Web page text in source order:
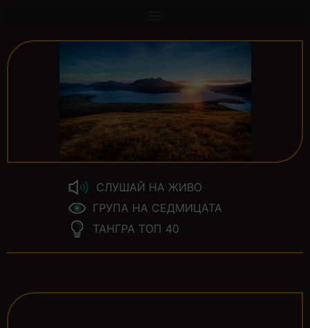
СЛУШАЙ НА ЖИВО
ГРУПА НА СЕДМИЦАТА
ТАНГРА ТОП 40